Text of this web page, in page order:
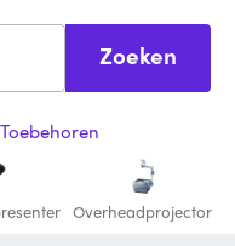
Zoeken
Overheadprojector